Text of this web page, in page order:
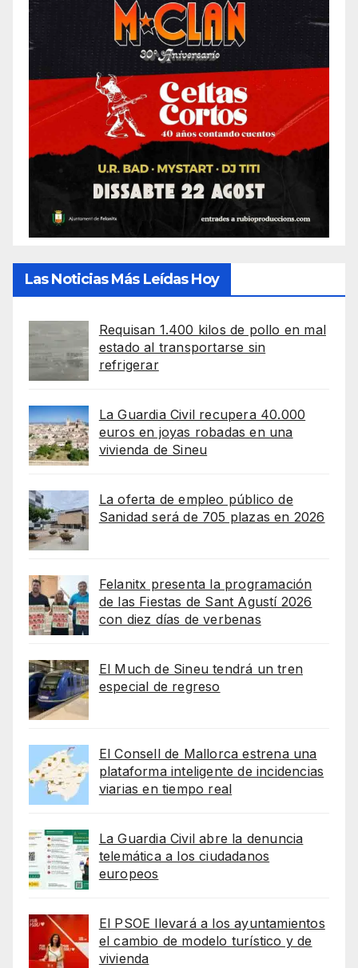
Las Noticias Más Leídas Hoy
Requisan 1.400 kilos de pollo en mal
estado al transportarse sin
refrigerar
La Guardia Civil recupera 40.000
euros en joyas robadas en una
vivienda de Sineu
La oferta de empleo público de
Sanidad será de 705 plazas en 2026
Felanitx presenta la programación
de las Fiestas de Sant Agustí 2026
con diez días de verbenas
El Much de Sineu tendrá un tren
especial de regreso
El Consell de Mallorca estrena una
plataforma inteligente de incidencias
viarias en tiempo real
La Guardia Civil abre la denuncia
telemática a los ciudadanos
europeos
El PSOE llevará a los ayuntamientos
el cambio de modelo turístico y de
vivienda